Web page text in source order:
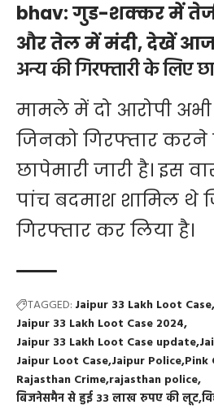
bhav: गुड-शक्कर में
और तेल में मंदी, देखें आज
अन्य की गिरफ्तारी के लिए
मामले में दो आरोपी
जिनको गिरफ्तार
छापेमारी जारी है। इस
पांच बदमाश शामिल थे
गिरफ्तार कर लिया है।
TAGGED: Jaipur 33 Lakh Loot Case
Jaipur 33 Lakh Loot Case 2024
Jaipur 33 Lakh Loot Case update
Jaipur Loot Case Jaipur Police Pink
Rajasthan Crime rajasthan police
बिजनेसमैन से हुई 33 लाख रुपए की लूट